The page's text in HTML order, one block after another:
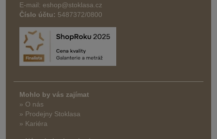
E-mail: eshop@stoklasa.cz
Číslo účtu: 5487372/0800
Mohlo by vás zajímat
» O nás
» Prodejny Stoklasa
» Kariéra